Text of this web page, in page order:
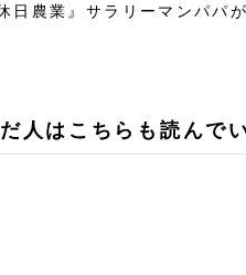
日農業』サラリーマンパパ
人はこちらも読んで